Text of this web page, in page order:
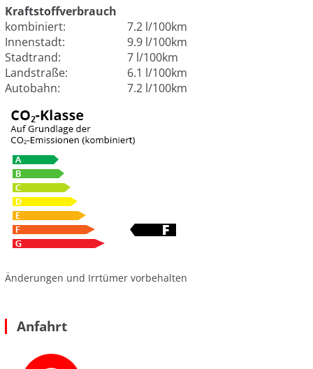
Kraftstoffverbrauch
kombiniert:
7.2 l/100km
Innenstadt:
9.9 l/100km
Stadtrand:
7 l/100km
Landstraße:
6.1 l/100km
Autobahn:
7.2 l/100km
Änderungen und Irrtümer vorbehalten
Anfahrt